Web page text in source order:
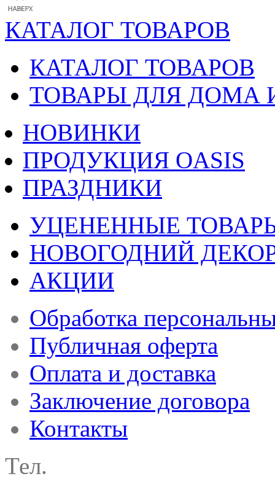
КАТАЛОГ ТОВАРОВ
КАТАЛОГ ТОВАРОВ
ТОВАРЫ ДЛЯ ДОМА
НОВИНКИ
ПРОДУКЦИЯ OASIS
ПРАЗДНИКИ
УЦЕНЕННЫЕ
НОВОГОДНИЙ
АКЦИИ
Обработка
Публичная оферта
Оплата и доставка
Заключение договора
Контакты
Тел.